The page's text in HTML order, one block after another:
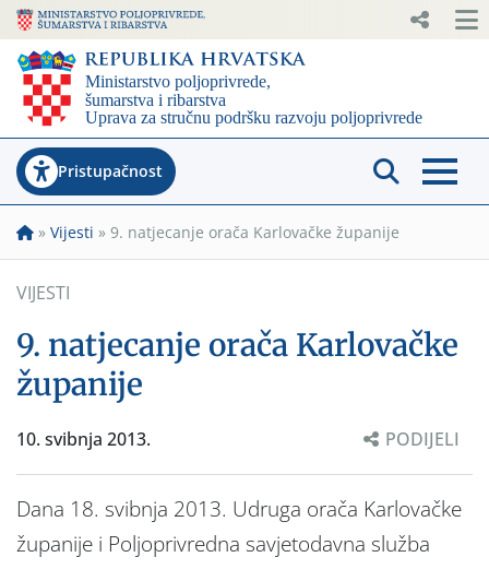
Pristupačnost
» Vijesti » 9. natjecanje orača Karlovačke županije
VIJESTI
9. natjecanje orača Karlovačke
županije
10. svibnja 2013. PODIJELI
Dana 18. svibnja 2013. Udruga orača Karlovačke
županije i Poljoprivredna savjetodavna služba